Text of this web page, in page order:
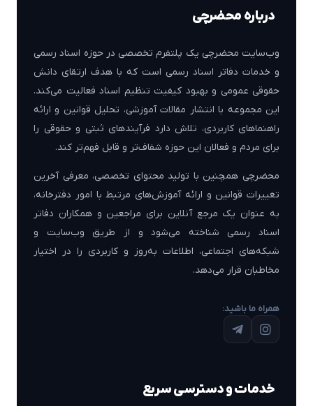
درباره محضرچی
وب‌سایت محضرچی یک پلتفرم تخصصی در حوزه اسناد رسمی
و خدمات دفاتر اسناد رسمی است که با هدف ارتقای دانش
حقوقی عمومی و بهبود کیفیت تنظیم اسناد فعالیت می‌کند.
این مجموعه با انتشار مقالات آموزشی، تحلیل قوانین و ارائه
راهنماهای کاربردی، تلاش دارد فرآیندهای ثبتی و حقوقی را
برای مردم و فعالان این حوزه شفاف‌تر و قابل فهم‌تر کند.
محضرچی همچنین با تولید محتوای تخصصی، معرفی آخرین
تغییرات قوانین و ارائه آموزش‌های مرتبط با امور دفترخانه،
به عنوان یک مرجع آنلاین برای مراجعین و همکاران دفاتر
اسناد رسمی شناخته می‌شود و از طریق وب‌سایت و
شبکه‌های اجتماعی، اطلاعات به‌روز و کاربردی را در اختیار
مخاطبان قرار می‌دهد.
همراه ما باشید:
خدمات و دسترسی سریع